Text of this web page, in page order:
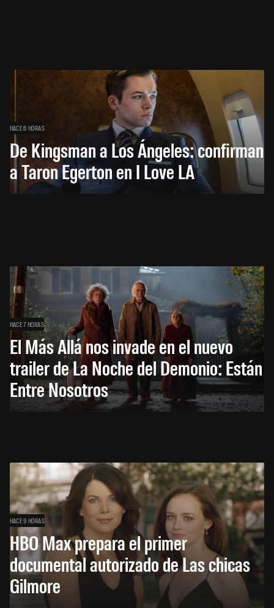
HACE 6 HORAS
De Kingsman a Los Ángeles: confirman
a Taron Egerton en I Love LA
HACE 7 HORAS
El Más Allá nos invade en el nuevo
trailer de La Noche del Demonio: Están
Entre Nosotros
HACE 9 HORAS
HBO Max prepara el primer
documental autorizado de Las chicas
Gilmore